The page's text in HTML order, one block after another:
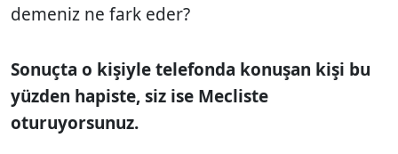
demeniz ne fark eder?
Sonuçta o kişiyle telefonda konuşan kişi bu
yüzden hapiste, siz ise Mecliste
oturuyorsunuz.